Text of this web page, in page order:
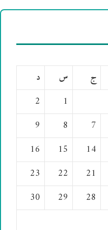
ج س
د
1
2
7
8
9
14
15
16
21
22
23
28
29
30